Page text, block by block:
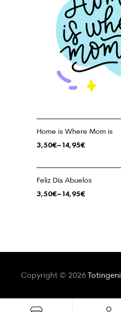
Home is Where Mom is
3,50€–14,95€
Feliz Día Abuelos
3,50€–14,95€
Copyright © 2026 Totingeni